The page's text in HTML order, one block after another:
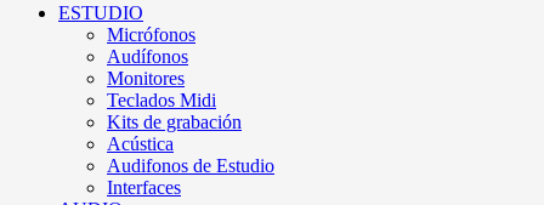
ESTUDIO
Micrófonos
Audífonos
Monitores
Teclados Midi
Kits de grabación
Acústica
Audifonos de Estudio
Interfaces